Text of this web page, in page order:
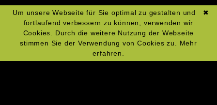
✖
Um unsere Webseite für Sie optimal zu gestalten und
fortlaufend verbessern zu können, verwenden wir
Cookies. Durch die weitere Nutzung der Webseite
stimmen Sie der Verwendung von Cookies zu. Mehr
erfahren.